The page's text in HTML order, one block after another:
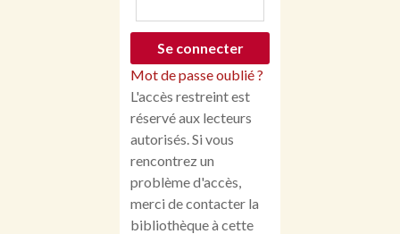
Mot de passe oublié ?
L'accès restreint est
réservé aux lecteurs
autorisés. Si vous
rencontrez un
problème d'accès,
merci de contacter la
bibliothèque à cette